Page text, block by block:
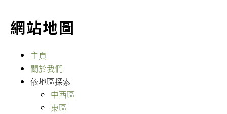
網站地圖
主頁
關於我們
依地區探索
中西區
東區